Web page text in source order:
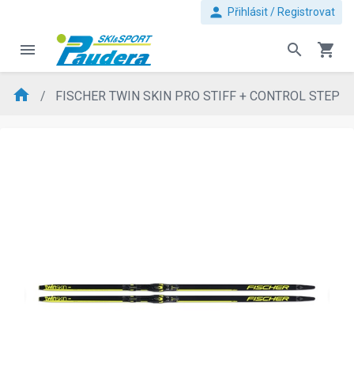
person Přihlásit / Registrovat
menu search shopping_cart
home FISCHER TWIN SKIN PRO STIFF + CONTROL STEP